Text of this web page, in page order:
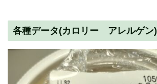
各種データ(カロリー アレルゲン)